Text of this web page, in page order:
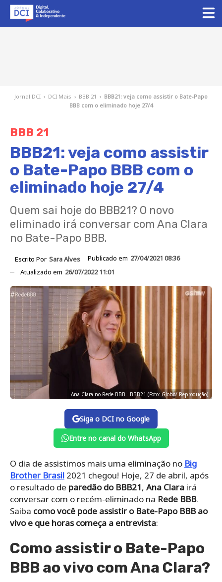
Jornal DCI › DCI Mais › BBB 21 › BBB21: veja como assistir o Bate-Papo
BBB com o eliminado hoje 27/4
BBB 21
BBB21: veja como assistir
o Bate-Papo BBB com o
eliminado hoje 27/4
Quem sai hoje do BBB21? O novo
eliminado irá conversar com Ana Clara
no Bate-Papo BBB.
Escrito Por Sara Alves Publicado em 27/04/2021 08:36
Atualizado em 26/07/2022 11:01
Ana Clara no Rede BBB - BBB21 (Foto: Globo/ Reprodução)
Siga o DCI no Google
Entre no canal do WhatsApp
O dia de assistimos mais uma eliminação no Big
Brother Brasil 2021 chegou! Hoje, 27 de abril, após
o resultado de paredão do BBB21, Ana Clara irá
conversar com o recém-eliminado na Rede BBB.
Saiba como você pode assistir o Bate-Papo BBB ao
vivo e que horas começa a entrevista:
Como assistir o Bate-Papo
BBB ao vivo com Ana Clara?